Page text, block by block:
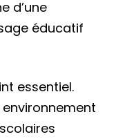
d’une
éducatif
essentiel.